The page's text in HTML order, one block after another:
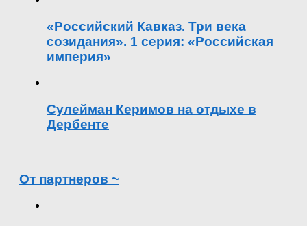
«Российский Кавказ. Три века
созидания». 1 серия: «Российская
империя»
Сулейман Керимов на отдыхе в
Дербенте
От партнеров ~